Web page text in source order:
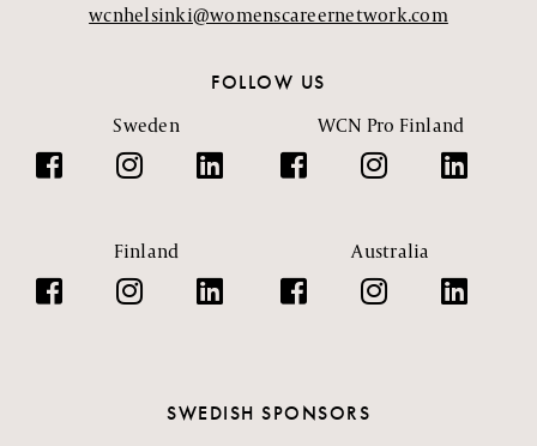
wcnhelsinki@womenscareernetwork.com
FOLLOW US
Sweden
Finland
WCN Pro Finland
Australia
SWEDISH SPONSORS